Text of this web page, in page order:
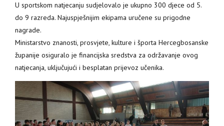
U sportskom natjecanju sudjelovalo je ukupno 300 djece od 5.
do 9 razreda. Najuspješnijim ekipama uručene su prigodne
nagrade.
Ministarstvo znanosti, prosvjete, kulture i športa Hercegbosanske
županije osiguralo je financijska sredstva za održavanje ovog
natjecanja, uključujući i besplatan prijevoz učenika.